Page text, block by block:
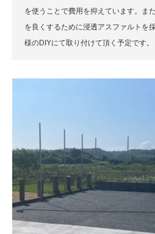
を使うことで費用を抑えています。ま
を良くするために浸透アスファルトを
様のDIYにて取り付けて頂く予定です。